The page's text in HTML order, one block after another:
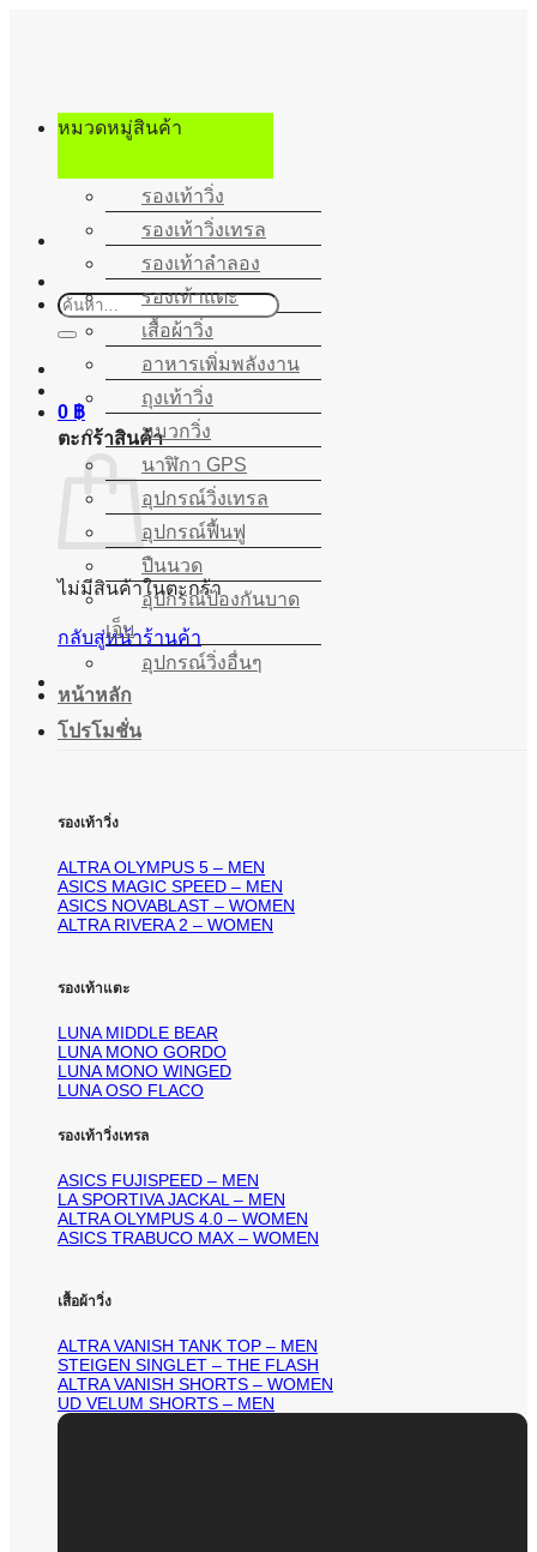
เนื้อหา
ค้นหา:
0 ฿
ตะกร้าสินค้า
ไม่มีสินค้าในตะกร้า
กลับสู่หน้าร้านค้า
หมวดหมู่สินค้า
รองเท้าวิ่ง
รองเท้าวิ่งเทรล
รองเท้าลำลอง
รองเท้าแตะ
เสื้อผ้าวิ่ง
อาหารเพิ่มพลังงาน
ถุงเท้าวิ่ง
หมวกวิ่ง
นาฬิกา GPS
อุปกรณ์วิ่งเทรล
อุปกรณ์ฟื้นฟู
ปืนนวด
อุปกรณ์ป้องกันบาด
เจ็บ
อุปกรณ์วิ่งอื่นๆ
หน้าหลัก
โปรโมชั่น
รองเท้าวิ่ง
ALTRA OLYMPUS 5 – MEN
ASICS MAGIC SPEED – MEN
ASICS NOVABLAST – WOMEN
ALTRA RIVERA 2 – WOMEN
รองเท้าแตะ
LUNA MIDDLE BEAR
LUNA MONO GORDO
LUNA MONO WINGED
LUNA OSO FLACO
รองเท้าวิ่งเทรล
ASICS FUJISPEED – MEN
LA SPORTIVA JACKAL – MEN
ALTRA OLYMPUS 4.0 – WOMEN
ASICS TRABUCO MAX – WOMEN
เสื้อผ้าวิ่ง
ALTRA VANISH TANK TOP – MEN
STEIGEN SINGLET – THE FLASH
ALTRA VANISH SHORTS – WOMEN
UD VELUM SHORTS – MEN